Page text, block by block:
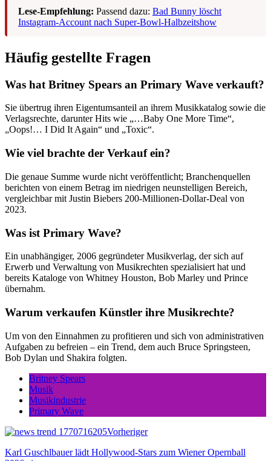
Lese-Empfehlung: Passend dazu: Bad Bunny löscht
Instagram-Account nach Super-Bowl-Halbzeitshow
Häufig gestellte Fragen
Was hat Britney Spears an Primary Wave verkauft?
Sie übertrug ihren Eigentumsanteil an ihrem Musikkatalog sowie die
Verlagsrechte, darunter Hits wie „…Baby One More Time“,
„Oops!… I Did It Again“ und „Toxic“.
Wie viel brachte der Verkauf ein?
Die genaue Summe wurde nicht veröffentlicht; Branchenquellen
berichten von einem Betrag im niedrigen neunstelligen Bereich,
vergleichbar mit Justin Biebers 200-Millionen-Dollar-Deal von
2023.
Was ist Primary Wave?
Ein unabhängiger, 2006 gegründeter Musikverlag, der sich auf
Erwerb und Verwaltung von Musikrechten spezialisiert hat und
bereits Kataloge von Whitney Houston, Bob Marley und Prince
übernahm.
Warum verkaufen Künstler ihre Musikrechte?
Um von den Einnahmen zu profitieren und sich von administrativen
Aufgaben zu befreien – ein Trend, dem auch Bruce Springsteen,
Bob Dylan und Shakira folgten.
Britney Spears
Musik
Musikindustrie
Primary Wave
Vorheriger
Karl Guschlbauer lädt Hollywood-Stars zum Wiener Opernball